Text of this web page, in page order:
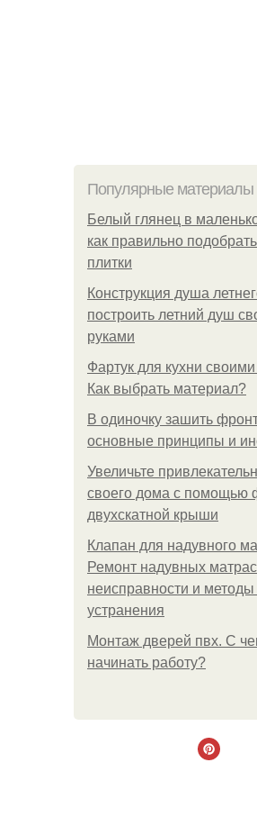
Популярные материалы
Белый глянец в
как правильно
плитки
Конструкция душа
построить летний душ
руками
Фартук для кухни
Как выбрать материал?
В одиночку зашить
основные принципы и
Увеличьте
своего дома с помощью
двухскатной крыши
Клапан для надувного
Ремонт надувных
неисправности и методы
устранения
Монтаж дверей пвх. С
начинать работу?